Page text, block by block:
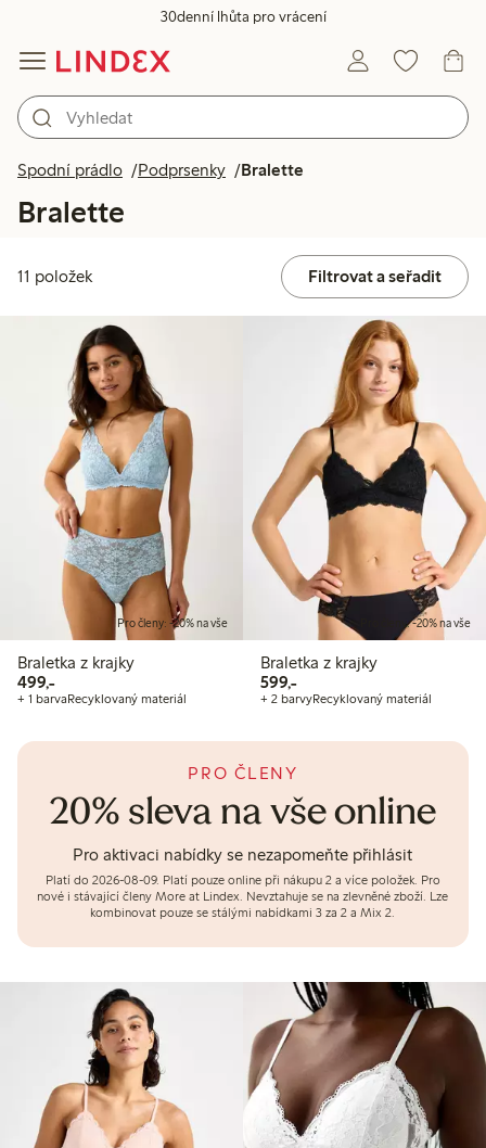
30denní lhůta pro vrácení
Spodní prádlo Podprsenky Bralette
Bralette
11 položek Filtrovat a seřadit
Pro členy: -20% na vše
Braletka z krajky
499,-499,00 Kč
+ 1 barvaRecyklovaný materiál
Pro členy: -20% na vše
Braletka z krajky
599,-599,00 Kč
+ 2 barvyRecyklovaný materiál
20% sleva na vše online
PRO ČLENY
Pro aktivaci nabídky se nezapomeňte přihlásit
Platí do 2026-08-09. Platí pouze online při nákupu 2 a více položek. Pro
nové i stávající členy More at Lindex. Nevztahuje se na zlevněné zboží. Lze
kombinovat pouze se stálými nabídkami 3 za 2 a Mix 2.